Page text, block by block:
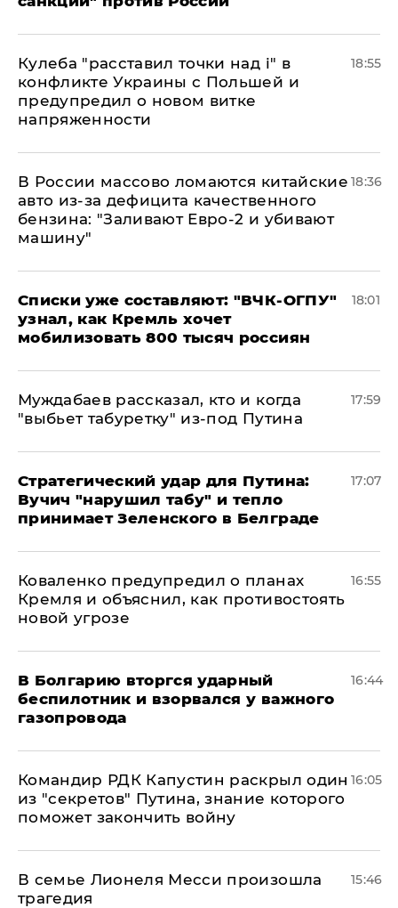
Кулеба "расставил точки над і" в
конфликте Украины с Польшей и
предупредил о новом витке
напряженности
18:55
В России массово ломаются китайские
авто из-за дефицита качественного
бензина: "Заливают Евро-2 и убивают
машину"
18:36
Списки уже составляют: "ВЧК-ОГПУ"
узнал, как Кремль хочет
мобилизовать 800 тысяч россиян
18:01
Муждабаев рассказал, кто и когда
"выбьет табуретку" из-под Путина
17:59
Стратегический удар для Путина:
Вучич "нарушил табу" и тепло
принимает Зеленского в Белграде
17:07
Коваленко предупредил о планах
Кремля и объяснил, как противостоять
новой угрозе
16:55
В Болгарию вторгся ударный
беспилотник и взорвался у важного
газопровода
16:44
Командир РДК Капустин раскрыл один
из "секретов" Путина, знание которого
поможет закончить войну
16:05
В семье Лионеля Месси произошла
трагедия
15:46